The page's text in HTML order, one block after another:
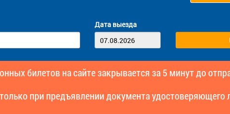
Дата выезда
билетов на сайте закрывается за 5 минут до
при предъявлении документа удостоверяющего